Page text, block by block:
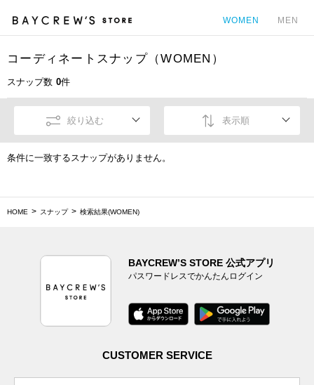
WOMEN MEN
コーディネートスナップ（WOMEN）
スナップ数 0件
絞り込む 表示順
条件に一致するスナップがありません。
HOME スナップ 検索結果(WOMEN)
BAYCREW’S STORE 公式アプリ
パスワードレスでかんたんログイン
CUSTOMER SERVICE